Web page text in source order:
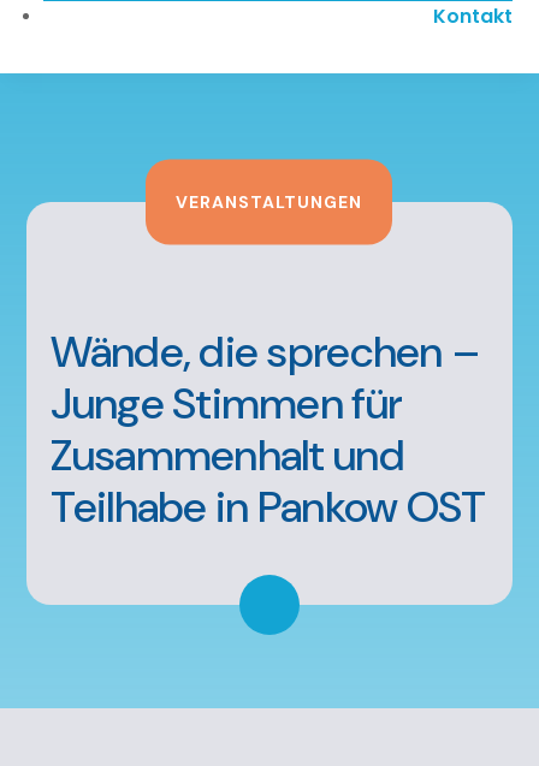
Kontakt
VERANSTALTUNGEN
Wände, die sprechen –
Junge Stimmen für
Zusammenhalt und
Teilhabe in Pankow OST